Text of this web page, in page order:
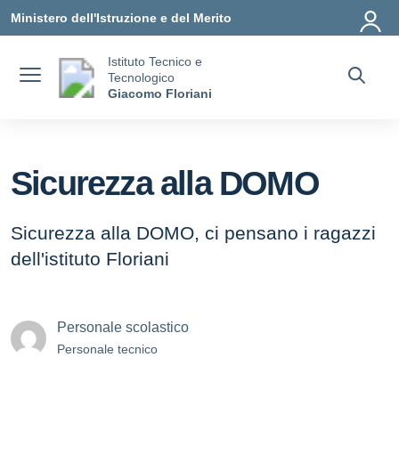
Ministero dell'Istruzione e del Merito
Istituto Tecnico e
Tecnologico
Giacomo Floriani
Sicurezza alla DOMO
Sicurezza alla DOMO, ci pensano i ragazzi
dell'istituto Floriani
Personale scolastico
Personale tecnico